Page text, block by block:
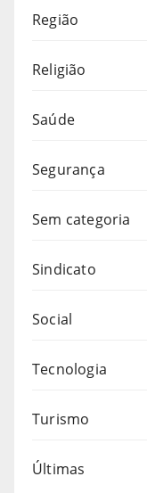
Região
Religião
Saúde
Segurança
Sem categoria
Sindicato
Social
Tecnologia
Turismo
Últimas